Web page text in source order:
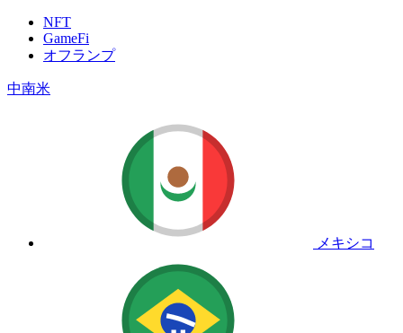
NFT
GameFi
オフランプ
中南米
メキシコ